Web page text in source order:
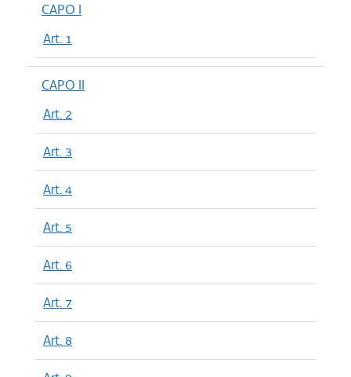
CAPO I
Art. 1
CAPO II
Art. 2
Art. 3
Art. 4
Art. 5
Art. 6
Art. 7
Art. 8